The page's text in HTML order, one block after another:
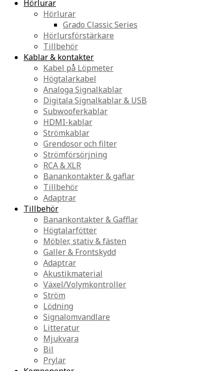
Hörlurar
Hörlurar
Grado Classic Series
Hörlursförstärkare
Tillbehör
Kablar & kontakter
Kabel på Löpmeter
Högtalarkabel
Analoga Signalkablar
Digitala Signalkablar & USB
Subwooferkablar
HDMI-kablar
Strömkablar
Grendosor och filter
Strömförsörjning
RCA & XLR
Banankontakter & gaflar
Tillbehör
Adaptrar
Tillbehör
Banankontakter & Gafflar
Högtalarfötter
Möbler, stativ & fästen
Galler & Frontskydd
Adaptrar
Akustikmaterial
Växel/Volymkontroller
Ström
Lödning
Signalomvandlare
Litteratur
Mjukvara
Bil
Prylar